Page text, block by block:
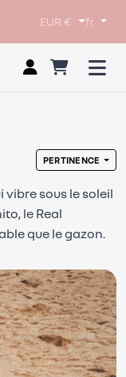
EUR € fr
PERTINENCE
vibre sous le soleil
le Real
que le gazon.